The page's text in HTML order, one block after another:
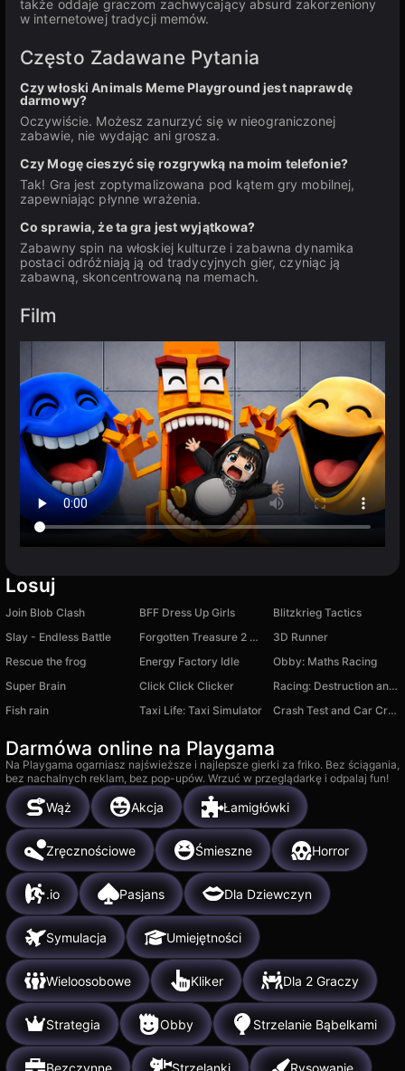
także oddaje graczom zachwycający absurd zakorzeniony
w internetowej tradycji memów.
Często Zadawane Pytania
Czy włoski Animals Meme Playground jest naprawdę
darmowy?
Oczywiście. Możesz zanurzyć się w nieograniczonej
zabawie, nie wydając ani grosza.
Czy Mogę cieszyć się rozgrywką na moim telefonie?
Tak! Gra jest zoptymalizowana pod kątem gry mobilnej,
zapewniając płynne wrażenia.
Co sprawia, że ta gra jest wyjątkowa?
Zabawny spin na włoskiej kulturze i zabawna dynamika
postaci odróżniają ją od tradycyjnych gier, czyniąc ją
zabawną, skoncentrowaną na memach.
Film
Losuj
Join Blob Clash BFF Dress Up Girls
Blitzkrieg Tactics
Slay - Endless Battle
Forgotten Treasure 2 Match 3
3D Runner
Rescue the frog
Energy Factory Idle
Obby: Maths Racing
Super Brain
Click Click Clicker
Racing: Destruction and Chase
Fish rain
Taxi Life: Taxi Simulator Crash Test and Car Crash Simulator
Darmówa online na Playgama
Na Playgama ogarniasz najświeższe i najlepsze gierki za friko. Bez ściągania,
bez nachalnych reklam, bez pop-upów. Wrzuć w przeglądarkę i odpalaj fun!
Wąż Akcja Łamigłówki
Zręcznościowe Śmieszne Horror
.io Pasjans Dla Dziewczyn
Symulacja Umiejętności
Wieloosobowe Kliker Dla 2 Graczy
Strategia Obby Strzelanie Bąbelkami
Bezczynne Strzelanki Rysowanie